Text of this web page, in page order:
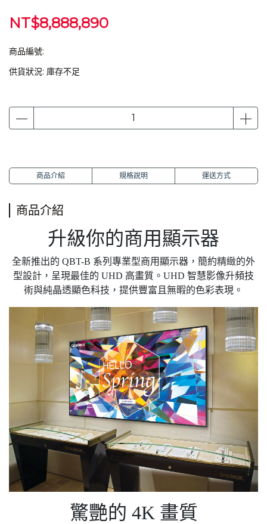
NT$8,888,890
商品編號:
供貨狀況: 庫存不足
商品介紹 規格說明 運送方式
商品介紹
升級你的商用顯示器
全新推出的 QBT-B 系列專業型商用顯示器，簡約精緻的外
型設計，呈現最佳的 UHD 高畫質。UHD 智慧影像升頻技
術與純晶透顯色科技，提供豐富且無暇的色彩表現。
驚艷的 4K 畫質